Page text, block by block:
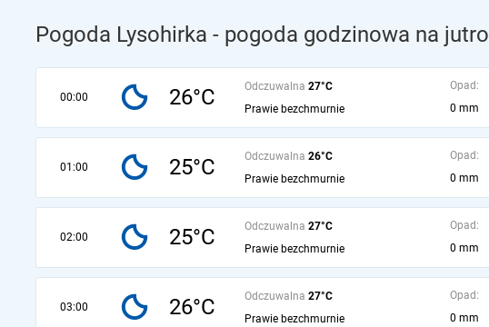
Pogoda Lysohirka - pogoda godzinowa na jutro
00:00 26°C Odczuwalna 27°C
Prawie bezchmurnie
Opad:
0 mm
01:00 25°C Odczuwalna 26°C
Prawie bezchmurnie
Opad:
0 mm
02:00 25°C Odczuwalna 27°C
Prawie bezchmurnie
Opad:
0 mm
03:00 26°C Odczuwalna 27°C
Prawie bezchmurnie
Opad:
0 mm